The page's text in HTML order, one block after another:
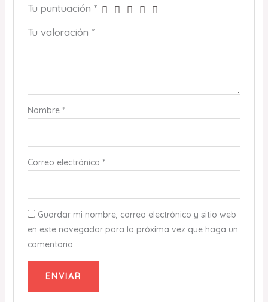
Tu puntuación *
Tu valoración *
Nombre *
Correo electrónico *
Guardar mi nombre, correo electrónico y sitio web
en este navegador para la próxima vez que haga un
comentario.